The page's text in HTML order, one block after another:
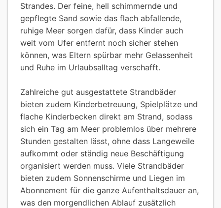
Strandes. Der feine, hell schimmernde und
gepflegte Sand sowie das flach abfallende,
ruhige Meer sorgen dafür, dass Kinder auch
weit vom Ufer entfernt noch sicher stehen
können, was Eltern spürbar mehr Gelassenheit
und Ruhe im Urlaubsalltag verschafft.
Zahlreiche gut ausgestattete Strandbäder
bieten zudem Kinderbetreuung, Spielplätze und
flache Kinderbecken direkt am Strand, sodass
sich ein Tag am Meer problemlos über mehrere
Stunden gestalten lässt, ohne dass Langeweile
aufkommt oder ständig neue Beschäftigung
organisiert werden muss. Viele Strandbäder
bieten zudem Sonnenschirme und Liegen im
Abonnement für die ganze Aufenthaltsdauer an,
was den morgendlichen Ablauf zusätzlich